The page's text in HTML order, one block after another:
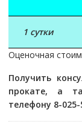
1 сутки
Оценочная
Получить
прокате, а
телефону 8-025-